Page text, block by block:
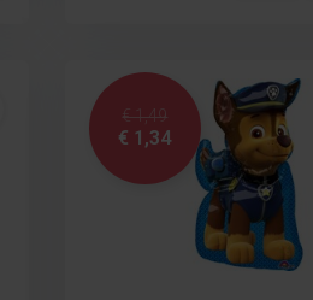
€ 1,49
€ 1,34